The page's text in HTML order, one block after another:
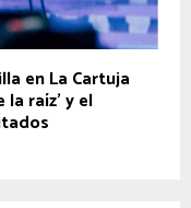
en La Cartuja
raíz’ y el